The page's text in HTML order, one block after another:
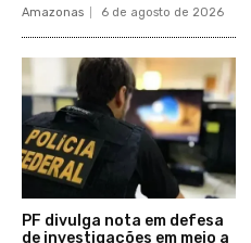
Amazonas 6 de agosto de 2026
PF divulga nota em defesa
de investigações em meio a